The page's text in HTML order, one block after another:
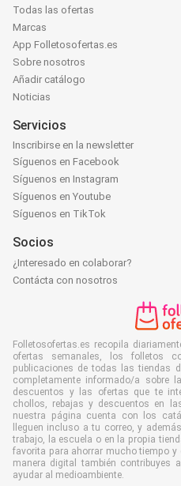
Todas las ofertas
Marcas
App Folletosofertas.es
Sobre nosotros
Añadir catálogo
Noticias
Servicios
Inscribirse en la newsletter
Síguenos en Facebook
Síguenos en Instagram
Síguenos en Youtube
Síguenos en TikTok
Socios
¿Interesado en colaborar?
Contácta con nosotros
Folletosofertas.es recopila
ofertas semanales, los folletos
publicaciones de todas las tiendas
completamente informado/a sobre
descuentos y las ofertas que te
chollos, rebajas y descuentos en
nuestra página cuenta con los
lleguen incluso a tu correo, y
trabajo, la escuela o en la propia
favorita para ahorrar mucho tiempo
manera digital también contribuyes
ayudar al medioambiente.